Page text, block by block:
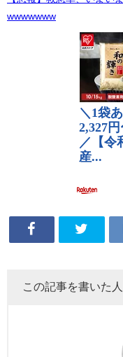
wwwwwww
この記事を書いた人